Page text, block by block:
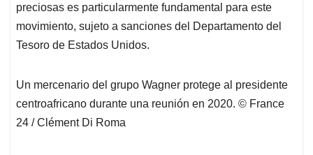
preciosas es particularmente fundamental para este
movimiento, sujeto a sanciones del Departamento del
Tesoro de Estados Unidos.
Un mercenario del grupo Wagner protege al presidente
centroafricano durante una reunión en 2020. © France
24 / Clément Di Roma